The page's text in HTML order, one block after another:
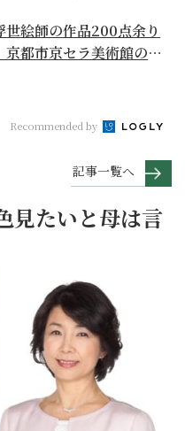
世絵師の作品200点余り
京都市京セラ美術館の
Recommended by
記事一覧へ
見たいと母は言